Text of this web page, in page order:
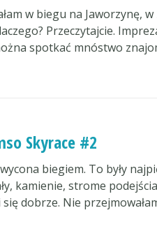
w biegu na Jaworzynę, w
Przeczytajcie.
spotkać mnóstwo
Skyrace #2
biegiem. To były
kamienie, strome
dobrze. Nie